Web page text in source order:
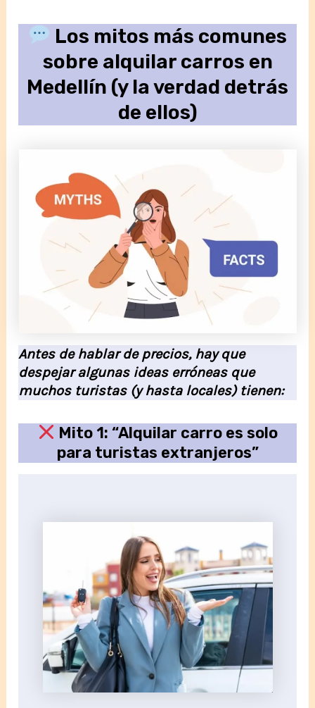
Los mitos más comunes
sobre alquilar carros en
Medellín (y la verdad detrás
de ellos)
Antes de hablar de precios, hay que
despejar algunas ideas erróneas que
muchos turistas (y hasta locales) tienen:
Mito 1: “Alquilar carro es solo
para turistas extranjeros”